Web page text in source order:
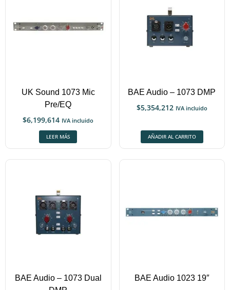
UK Sound 1073 Mic
Pre/EQ
$6,199,614 IVA incluido
LEER MÁS
BAE Audio – 1073 DMP
$5,354,212 IVA incluido
AÑADIR AL CARRITO
BAE Audio – 1073 Dual
BAE Audio 1023 19″